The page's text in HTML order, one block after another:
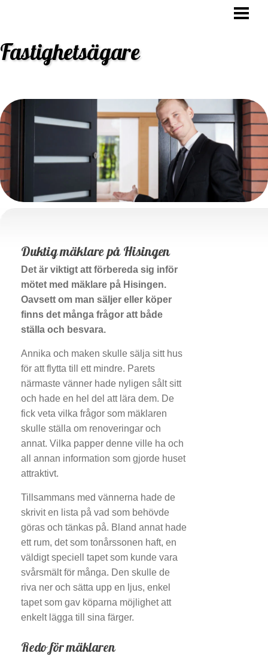
STAMBYTE
BLOGG
Fastighetsägare
Duktig mäklare på Hisingen
Det är viktigt att förbereda sig inför
mötet med mäklare på Hisingen.
Oavsett om man säljer eller köper
finns det många frågor att både
ställa och besvara.
Annika och maken skulle sälja sitt hus
för att flytta till ett mindre. Parets
närmaste vänner hade nyligen sålt sitt
och hade en hel del att lära dem. De
fick veta vilka frågor som mäklaren
skulle ställa om renoveringar och
annat. Vilka papper denne ville ha och
all annan information som gjorde huset
attraktivt.
Tillsammans med vännerna hade de
skrivit en lista på vad som behövde
göras och tänkas på. Bland annat hade
ett rum, det som tonårssonen haft, en
väldigt speciell tapet som kunde vara
svårsmält för många. Den skulle de
riva ner och sätta upp en ljus, enkel
tapet som gav köparna möjlighet att
enkelt lägga till sina färger.
Redo för mäklaren